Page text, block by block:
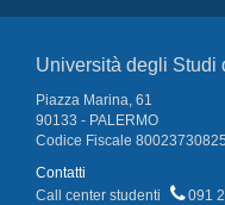
Università degli Studi
Piazza Marina, 61
90133 - PALERMO
Codice Fiscale
Contatti
Call center studenti
091